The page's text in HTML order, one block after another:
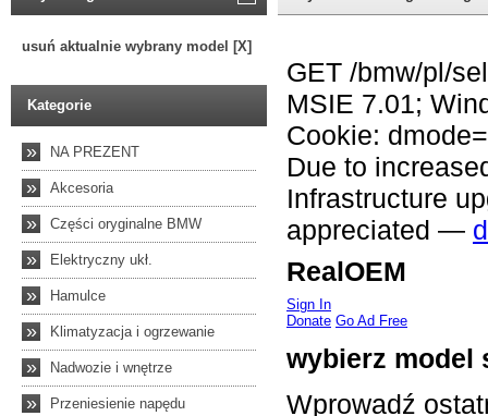
usuń aktualnie wybrany model [X]
Kategorie
» NA PREZENT
» Akcesoria
» Części oryginalne BMW
» Elektryczny ukł.
» Hamulce
» Klimatyzacja i ogrzewanie
» Nadwozie i wnętrze
» Przeniesienie napędu